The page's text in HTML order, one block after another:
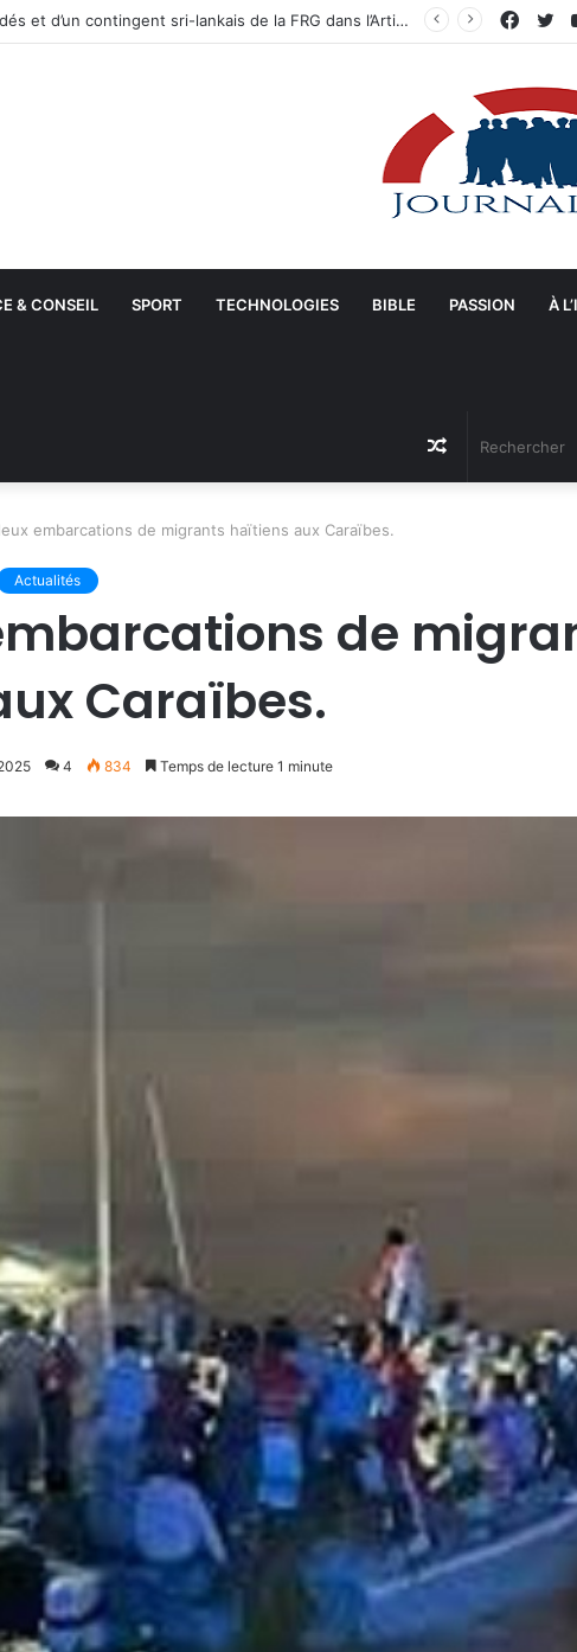
migrants interpellés en un mois aux États-Unis
& CONSEIL SPORT TECHNOLOGIES BIBLE PASSION À
Article
embarcations de migrants haïtiens aux Caraïbes.
Actualités
de
Caraïbes.
4 834 Temps de lecture 1 minute